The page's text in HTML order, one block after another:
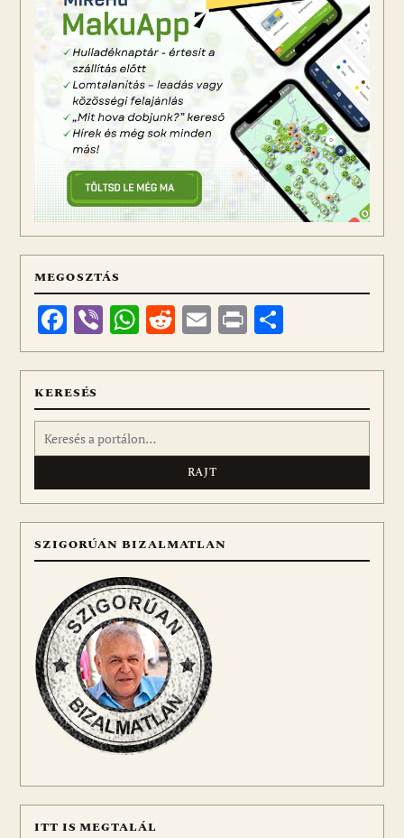
MEGOSZTÁS
Facebook
ViberWhatsApp
Reddit
Email
Print
meg
KERESÉS
Keresés:
SZIGORÚAN BIZALMATLAN
ITT IS MEGTALÁL